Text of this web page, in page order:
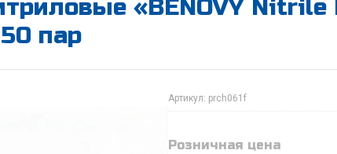
«BENOVY Nitrile
пар
Артикул: prch061f
Розничная цена